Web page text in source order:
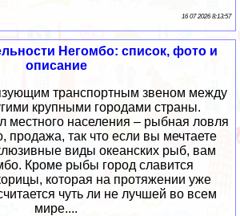
16 07 2026 8:13:57
Негомбо: список, фото и
описание
транспортным звеном между
крупными городами страны.
местного населения – рыбная ловля
продажа, так что если вы мечтаете
виды океанских рыб, вам
Кроме рыбы город славится
которая на протяжении уже
чуть ли не лучшей во всем
мире....